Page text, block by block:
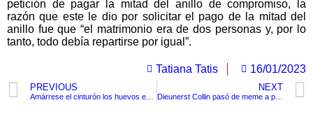
petición de pagar la mitad del anillo de compromiso, la
razón que este le dio por solicitar el pago de la mitad del
anillo fue que “el matrimonio era de dos personas y, por lo
tanto, todo debía repartirse por igual”.
Tatiana Tatis 16/01/2023
PREVIOUS NEXT
Dieunerst Collin pasó de meme a promesa de futbol americano